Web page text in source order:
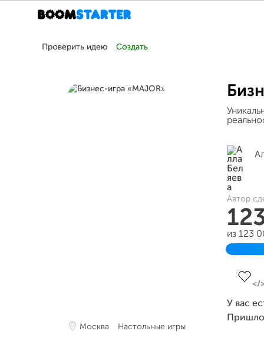
Проверить идею Создать
Москва Настольные игры
Автор
из 123
У вас